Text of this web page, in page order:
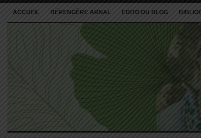
ACCUEIL BÉRENGÈRE ARNAL EDITO DU BLOG